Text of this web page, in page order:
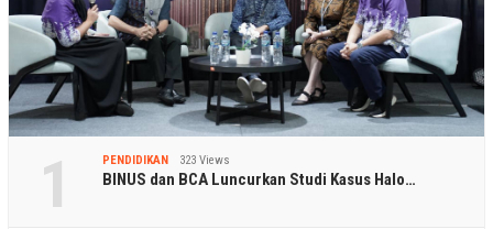
1 PENDIDIKAN 323 Views
BINUS dan BCA Luncurkan Studi Kasus Halo…